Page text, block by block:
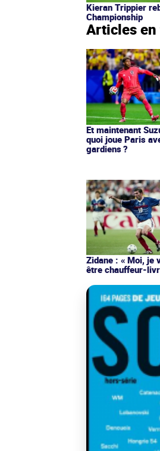
Kieran Trippier
Championship
Articles
Et maintenant
quoi joue Paris
gardiens ?
Zidane : « Moi, je
être chauffeur-